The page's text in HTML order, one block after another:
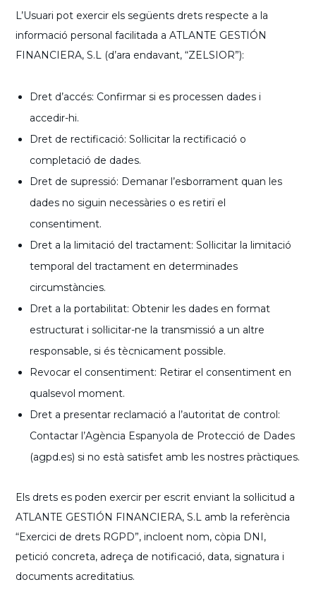
L’Usuari pot exercir els següents drets respecte a la
informació personal facilitada a ATLANTE GESTIÓN
FINANCIERA, S.L (d’ara endavant, “ZELSIOR”):
Dret d’accés: Confirmar si es processen dades i
accedir-hi.
Dret de rectificació: Sol·licitar la rectificació o
completació de dades.
Dret de supressió: Demanar l’esborrament quan les
dades no siguin necessàries o es retirï el
consentiment.
Dret a la limitació del tractament: Sol·licitar la limitació
temporal del tractament en determinades
circumstàncies.
Dret a la portabilitat: Obtenir les dades en format
estructurat i sol·licitar-ne la transmissió a un altre
responsable, si és tècnicament possible.
Revocar el consentiment: Retirar el consentiment en
qualsevol moment.
Dret a presentar reclamació a l’autoritat de control:
Contactar l’Agència Espanyola de Protecció de Dades
(agpd.es) si no està satisfet amb les nostres pràctiques.
Els drets es poden exercir per escrit enviant la sol·licitud a
ATLANTE GESTIÓN FINANCIERA, S.L amb la referència
“Exercici de drets RGPD”, incloent nom, còpia DNI,
petició concreta, adreça de notificació, data, signatura i
documents acreditatius.